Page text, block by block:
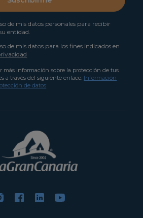
de mis datos personales para recibir
entidad.
de mis datos para los fines indicados en
más información sobre la protección de tus
a través del siguiente enlace: Información
de datos